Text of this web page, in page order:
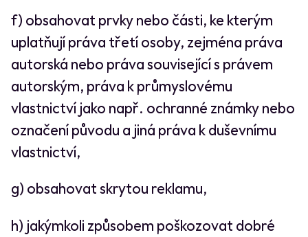
f) obsahovat prvky nebo části, ke kterým
uplatňují práva třetí osoby, zejména práva
autorská nebo práva související s právem
autorským, práva k průmyslovému
vlastnictví jako např. ochranné známky nebo
označení původu a jiná práva k duševnímu
vlastnictví,
g) obsahovat skrytou reklamu,
h) jakýmkoli způsobem poškozovat dobré